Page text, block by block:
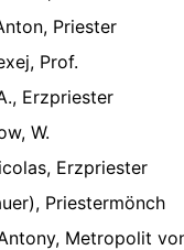
Priester
Prof.
Erzpriester
W.
Erzpriester
Priestermönch
Metropolit